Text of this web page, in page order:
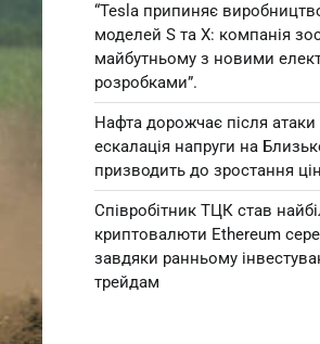
“Tesla припиняє
моделей S та X: компанія
майбутньому з новими
розробками”.
Нафта дорожчає після атаки
ескалація напруги на
призводить до зростання
Співробітник ТЦК став
криптовалюти Ethereum
завдяки ранньому
трейдам